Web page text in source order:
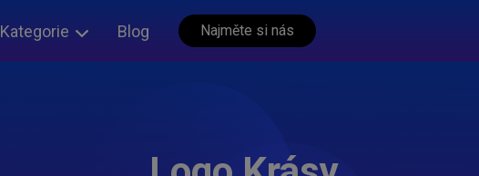
Kategorie Blog Najměte si nás